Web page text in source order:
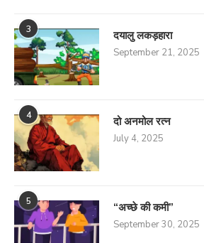
3 दयालु लकड़हारा
September 21, 2025
4 दो अनमोल रत्न
July 4, 2025
5 “अच्छे की कमी”
September 30, 2025